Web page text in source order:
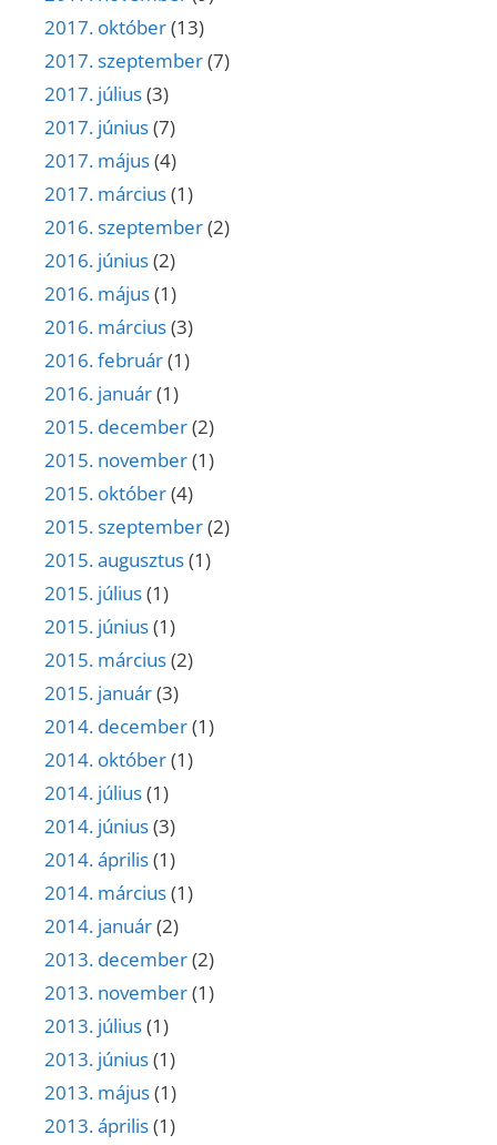
2017. október(13)
2017. szeptember(7)
2017. július(3)
2017. június(7)
2017. május(4)
2017. március(1)
2016. szeptember(2)
2016. június(2)
2016. május(1)
2016. március(3)
2016. február(1)
2016. január(1)
2015. december(2)
2015. november(1)
2015. október(4)
2015. szeptember(2)
2015. augusztus(1)
2015. július(1)
2015. június(1)
2015. március(2)
2015. január(3)
2014. december(1)
2014. október(1)
2014. július(1)
2014. június(3)
2014. április(1)
2014. március(1)
2014. január(2)
2013. december(2)
2013. november(1)
2013. július(1)
2013. június(1)
2013. május(1)
2013. április(1)